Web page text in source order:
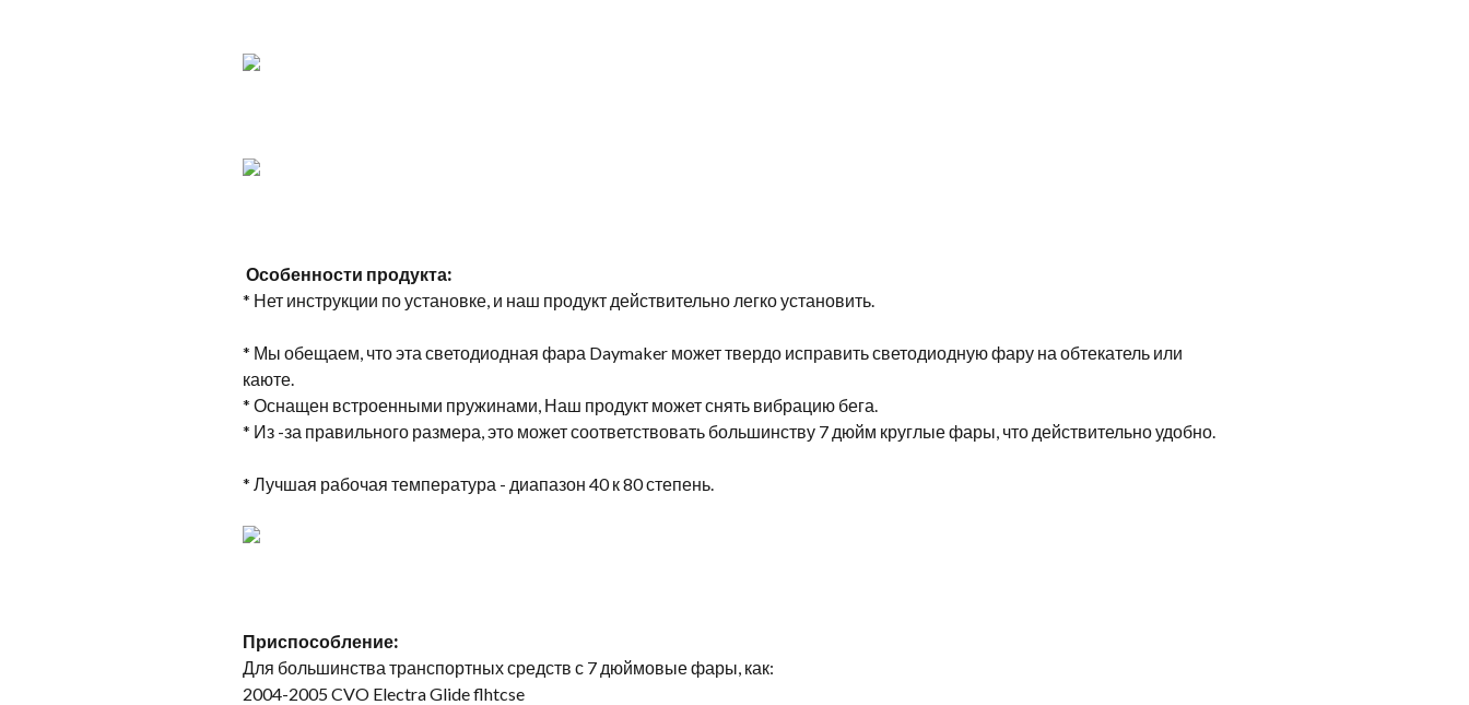
Особенности продукта:
* Нет инструкции по установке, и наш продукт действительно легко установить.
* Мы обещаем, что эта светодиодная фара Daymaker может твердо исправить светодиодную фару на обтекатель или
каюте.
* Оснащен встроенными пружинами, Наш продукт может снять вибрацию бега.
* Из -за правильного размера, это может соответствовать большинству 7 дюйм круглые фары, что действительно удобно.
* Лучшая рабочая температура - диапазон 40 к 80 степень.
Приспособление:
Для большинства транспортных средств с 7 дюймовые фары, как:
2004-2005 CVO Electra Glide flhtcse